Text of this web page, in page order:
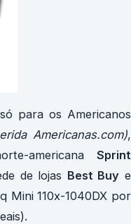
para os Americanos
Americanas.com),
americana Sprint
de lojas Best Buy e
Mini 110x-1040DX por